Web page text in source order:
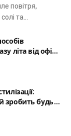
повітря,
та…
літа від офісу
зробить будь-